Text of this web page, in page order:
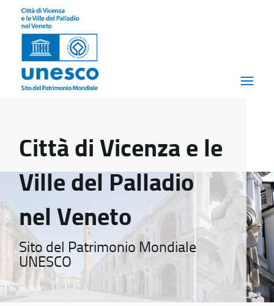
Città di Vicenza e le
Ville del Palladio
nel Veneto
Sito del Patrimonio Mondiale
UNESCO